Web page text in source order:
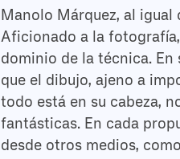
Manolo Márquez, al
Aficionado a la
dominio de la técnica.
que el dibujo, ajeno a
todo está en su cabeza,
fantásticas. En cada
desde otros medios,